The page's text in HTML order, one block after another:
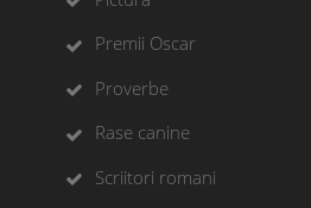
Premii Oscar
Proverbe
Rase canine
Scriitori romani